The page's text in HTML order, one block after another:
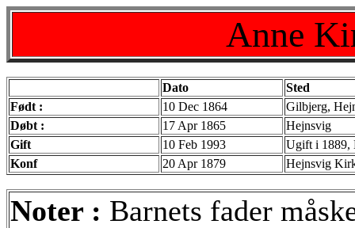
Anne
Dato
Sted
Født :
10 Dec 1864
Gilbjerg,
Døbt :
17 Apr 1865
Hejnsvig
Gift
10 Feb 1993
Ugift i 1889,
Konf
20 Apr 1879 Hejnsvig
Noter : Barnets fader